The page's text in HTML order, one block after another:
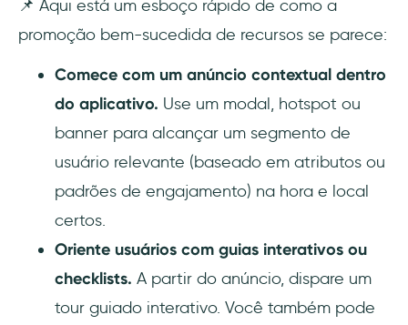
📌 Aqui está um esboço rápido de como a
promoção bem-sucedida de recursos se parece:
Comece com um anúncio contextual dentro
do aplicativo. Use um modal, hotspot ou
banner para alcançar um segmento de
usuário relevante (baseado em atributos ou
padrões de engajamento) na hora e local
certos.
Oriente usuários com guias interativos ou
checklists. A partir do anúncio, dispare um
tour guiado interativo. Você também pode